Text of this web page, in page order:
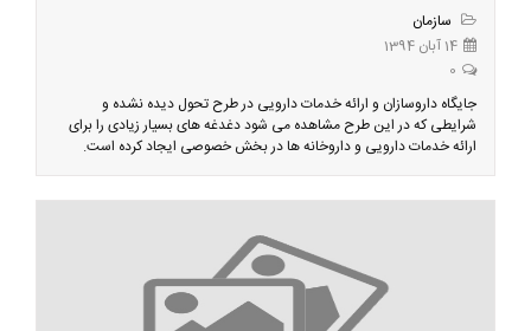
سازمان
14 آبان 1394
0
جایگاه داروسازان و ارائه خدمات دارویی در طرح تحول دیده نشده و
شرایطی که در این طرح مشاهده می شود دغدغه های بسیار زیادی را برای
ارائه خدمات دارویی و داروخانه ها در بخش خصوصی ایجاد کرده است.